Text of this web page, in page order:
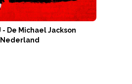
- De Michael Jackson
Nederland